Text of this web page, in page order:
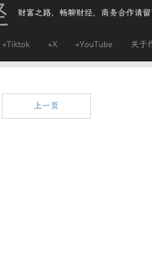
财富之路，畅聊财经，商务合作请留
+Tiktok +X +YouTube 关于
上一页